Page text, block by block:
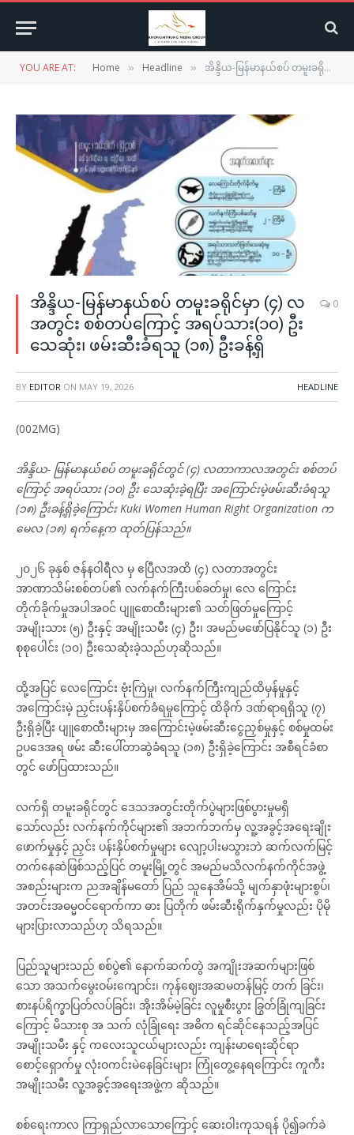
YOU ARE AT: Home » Headline » အိန္ဒိယ-မြန်မာနယ်စပ် တမူးခရိုင်မှာ (၄) လအတွင်း စစ်တပ်ကြောင့် အရပ်သား(၁၀) ဦးသေဆုံး၊ ဖမ်းဆီးခံရသူ (၁၈) ဦးခန့်ရှိ
အိန္ဒိယ-မြန်မာနယ်စပ် တမူးခရိုင်မှာ (၄) လ
အတွင်း စစ်တပ်ကြောင့် အရပ်သား(၁၀) ဦး
သေဆုံး၊ ဖမ်းဆီးခံရသူ (၁၈) ဦးခန့်ရှိ
0
BY EDITOR ON MAY 19, 2026 HEADLINE
(002MG)
အိန္ဒိယ- မြန်မာနယ်စပ် တမူးခရိုင်တွင် (၄) လတာကာလအတွင်း စစ်တပ်
ကြောင့် အရပ်သား (၁၀) ဦး သေဆုံးခဲ့ရပြီး အကြောင်းမဲ့ဖမ်းဆီးခံရသူ
(၁၈) ဦးခန့်ရှိခဲ့ကြောင်း Kuki Women Human Right Organization က
မေလ (၁၈) ရက်နေ့က ထုတ်ပြန်သည်။
၂၀၂၆ ခုနှစ် ဇန်နဝါရီလ မှ ဧပြီလအထိ (၄) လတာအတွင်း
အာဏာသိမ်းစစ်တပ်၏ လက်နက်ကြီးပစ်ခတ်မှု၊ လေ ကြောင်း
တိုက်ခိုက်မှုအပါအဝင် ပျူစောထီးများ၏ သတ်ဖြတ်မှုကြောင့်
အမျိုးသား (၅) ဦးနှင့် အမျိုးသမီး (၄) ဦး၊ အမည်မဖော်ပြနိုင်သူ (၁) ဦး
စုစုပေါင်း (၁၀) ဦးသေဆုံးခဲ့သည်ဟုဆိုသည်။
ထို့အပြင် လေကြောင်း ဗုံးကြဲမှု၊ လက်နက်ကြီးကျည်ထိမှန်မှုနှင့်
အကြောင်းမဲ့ ညှင်းပန်းနှိပ်စက်ခံရမှုကြောင့် ထိခိုက် ဒဏ်ရာရရှိသူ (၇)
ဦးရှိခဲ့ပြီး ပျူစောထီးများမှ အကြောင်းမဲ့ဖမ်းဆီးငွေညှစ်မှုနှင့် စစ်မှုထမ်း
ဥပဒေအရ ဖမ်း ဆီးပေါ်တာဆွဲခံရသူ (၁၈) ဦးရှိခဲ့ကြောင်း အစီရင်ခံစာ
တွင် ဖော်ပြထားသည်။
လက်ရှိ တမူးခရိုင်တွင် ဒေသအတွင်းတိုက်ပွဲများဖြစ်ပွားမှုမရှိ
သော်လည်း လက်နက်ကိုင်များ၏ အဘက်ဘက်မှ လူ့အခွင့်အရေးချိုး
ဖောက်မှုနှင့် ညှင်း ပန်းနှိပ်စက်မှုများ လျော့ပါးမသွားဘဲ ဆက်လက်မြင့်
တက်နေဆဲဖြစ်သည့်ပြင် တမူးမြို့တွင် အမည်မသိလက်နက်ကိုင်အဖွဲ့
အစည်းများက ညအချိန်မတော် ပြည် သူနေအိမ်သို့ မျက်နှာဖုံးများစွပ်၊
အတင်းအဓမ္မဝင်ရောက်ကာ ဓား ပြတိုက် ဖမ်းဆီးရိုက်နှက်မှုလည်း ပိုမို
များပြားလာသည်ဟု သိရသည်။
ပြည်သူများသည် စစ်ပွဲ၏ နောက်ဆက်တွဲ အကျိုးအဆက်များဖြစ်
သော အသက်မွေးဝမ်းကျောင်း၊ ကုန်ဈေးအဆမတန်မြင့် တက် ခြင်း၊
စားနပ်ရိက္ခာပြတ်လပ်ခြင်း၊ အိုးအိမ်မဲ့ခြင်း လူမှုစီးပွား ခြွတ်ခြုံကျခြင်း
ကြောင့် မိသားစု အ သက် လုံခြုံရေး အဓိက ရင်ဆိုင်နေသည့်အပြင်
အမျိုးသမီး နှင့် ကလေးသူငယ်များလည်း ကျန်းမာရေးဆိုင်ရာ
စောင့်ရှောက်မှု လုံးဝကင်းမဲနေခြင်းများ ကြုံတွေ့နေရကြောင်း ကူကီး
အမျိုးသမီး လူ့အခွင့်အရေးအဖွဲ့က ဆိုသည်။
စစ်ရေးကာလ ကြာရှည်လာသောကြောင့် ဆေးဝါးကုသရန် ပို၍ခက်ခဲ